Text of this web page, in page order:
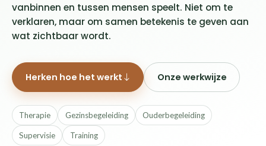
vanbinnen en tussen mensen speelt. Niet om te
verklaren, maar om samen betekenis te geven aan
wat zichtbaar wordt.
Herken hoe het werkt Onze werkwijze
Therapie Gezinsbegeleiding Ouderbegeleiding
Supervisie Training